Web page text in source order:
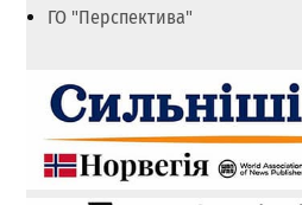
ГО "Перспектива"